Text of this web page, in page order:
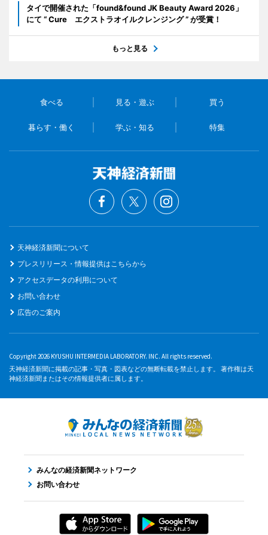
タイで開催された「found&found JK Beauty Award 2026」
にて “ Cure エクストラオイルクレンジング ” が受賞！
もっと見る
食べる 見る・遊ぶ 買う
暮らす・働く 学ぶ・知る 特集
天神経済新聞について
プレスリリース・情報提供はこちらから
アクセスデータの利用について
お問い合わせ
広告のご案内
Copyright 2026 KYUSHU INTERMEDIA LABORATORY. INC. All rights reserved.
天神経済新聞に掲載の記事・写真・図表などの無断転載を禁止します。 著作権は天
神経済新聞またはその情報提供者に属します。
みんなの経済新聞ネットワーク
お問い合わせ